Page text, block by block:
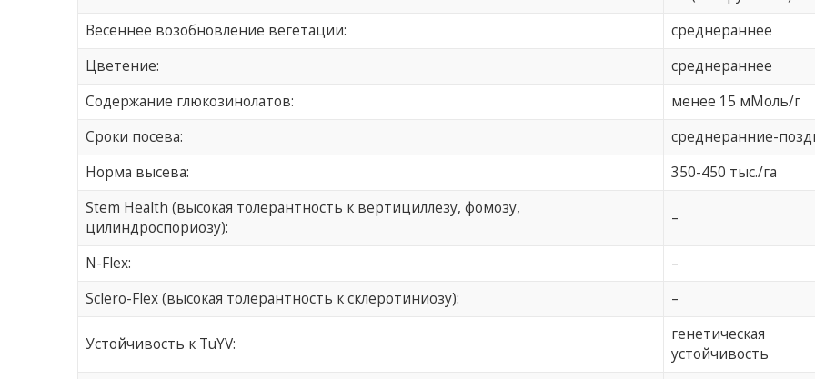
Весеннее возобновление вегетации:
среднераннее
Цветение:
среднераннее
Содержание глюкозинолатов:
менее 15 мМоль/г
Сроки посева:
среднеранние-
Норма высева:
350-450 тыс./га
Stem Health (высокая толерантность к вертициллезу, фомозу,
цилиндроспориозу):
–
N-Flex:
–
Sclero-Flex (высокая толерантность к склеротиниозу):
–
Устойчивость к TuYV:
генетическая
устойчивость